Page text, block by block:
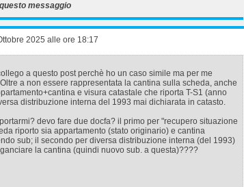
messaggio
2025 alle ore 18:17
a questo post perchè ho un caso simile ma per me
a non essere rappresentata la cantina sulla scheda, anche
e visura catastale che riporta T-S1 (anno
distribuzione interna del 1993 mai dichiarata in catasto.
devo fare due docfa? il primo per "recupero situazione
riporto sia appartamento (stato originario) e cantina
sub; il secondo per diversa distribuzione interna (del 1993)
la cantina (quindi nuovo sub. a questa)????